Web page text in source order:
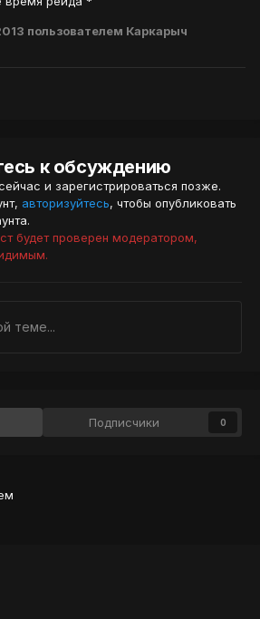
пользователем Каркарыч
к обсуждению
и зарегистрироваться позже.
авторизуйтесь, чтобы опубликовать
будет проверен модератором,
теме...
Подписчики 0